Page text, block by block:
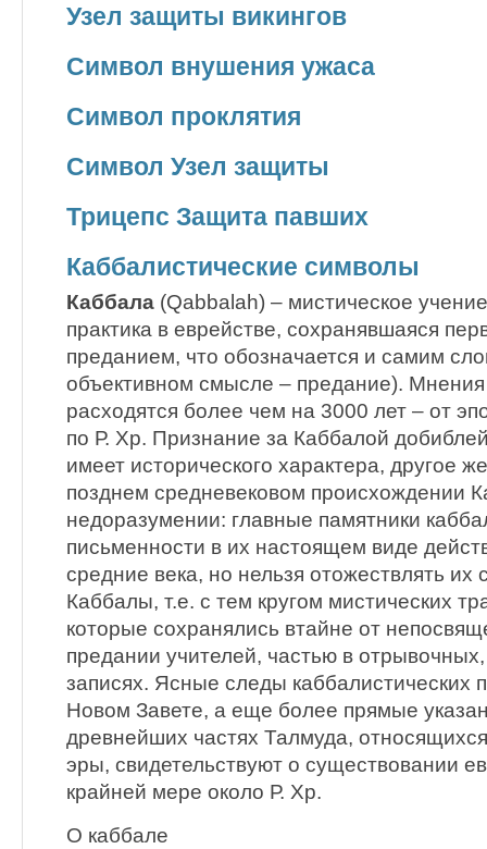
Узел защиты викингов
Символ внушения ужаса
Символ проклятия
Символ Узел защиты
Трицепс Защита павших
Каббалистические символы
Каббала (Qabbalah) – мистическое
практика в еврействе, сохранявшаяся
преданием, что обозначается и самим
объективном смысле – предание).
расходятся более чем на 3000 лет – от
по Р. Хр. Признание за Каббалой
имеет исторического характера, другое
позднем средневековом происхождении
недоразумении: главные памятники
письменности в их настоящем виде
средние века, но нельзя отожествлять
Каббалы, т.е. с тем кругом мистических
которые сохранялись втайне от
предании учителей, частью в
записях. Ясные следы каббалистических
Новом Завете, а еще более прямые
древнейших частях Талмуда,
эры, свидетельствуют о существовании
крайней мере около Р. Хр.
О каббале